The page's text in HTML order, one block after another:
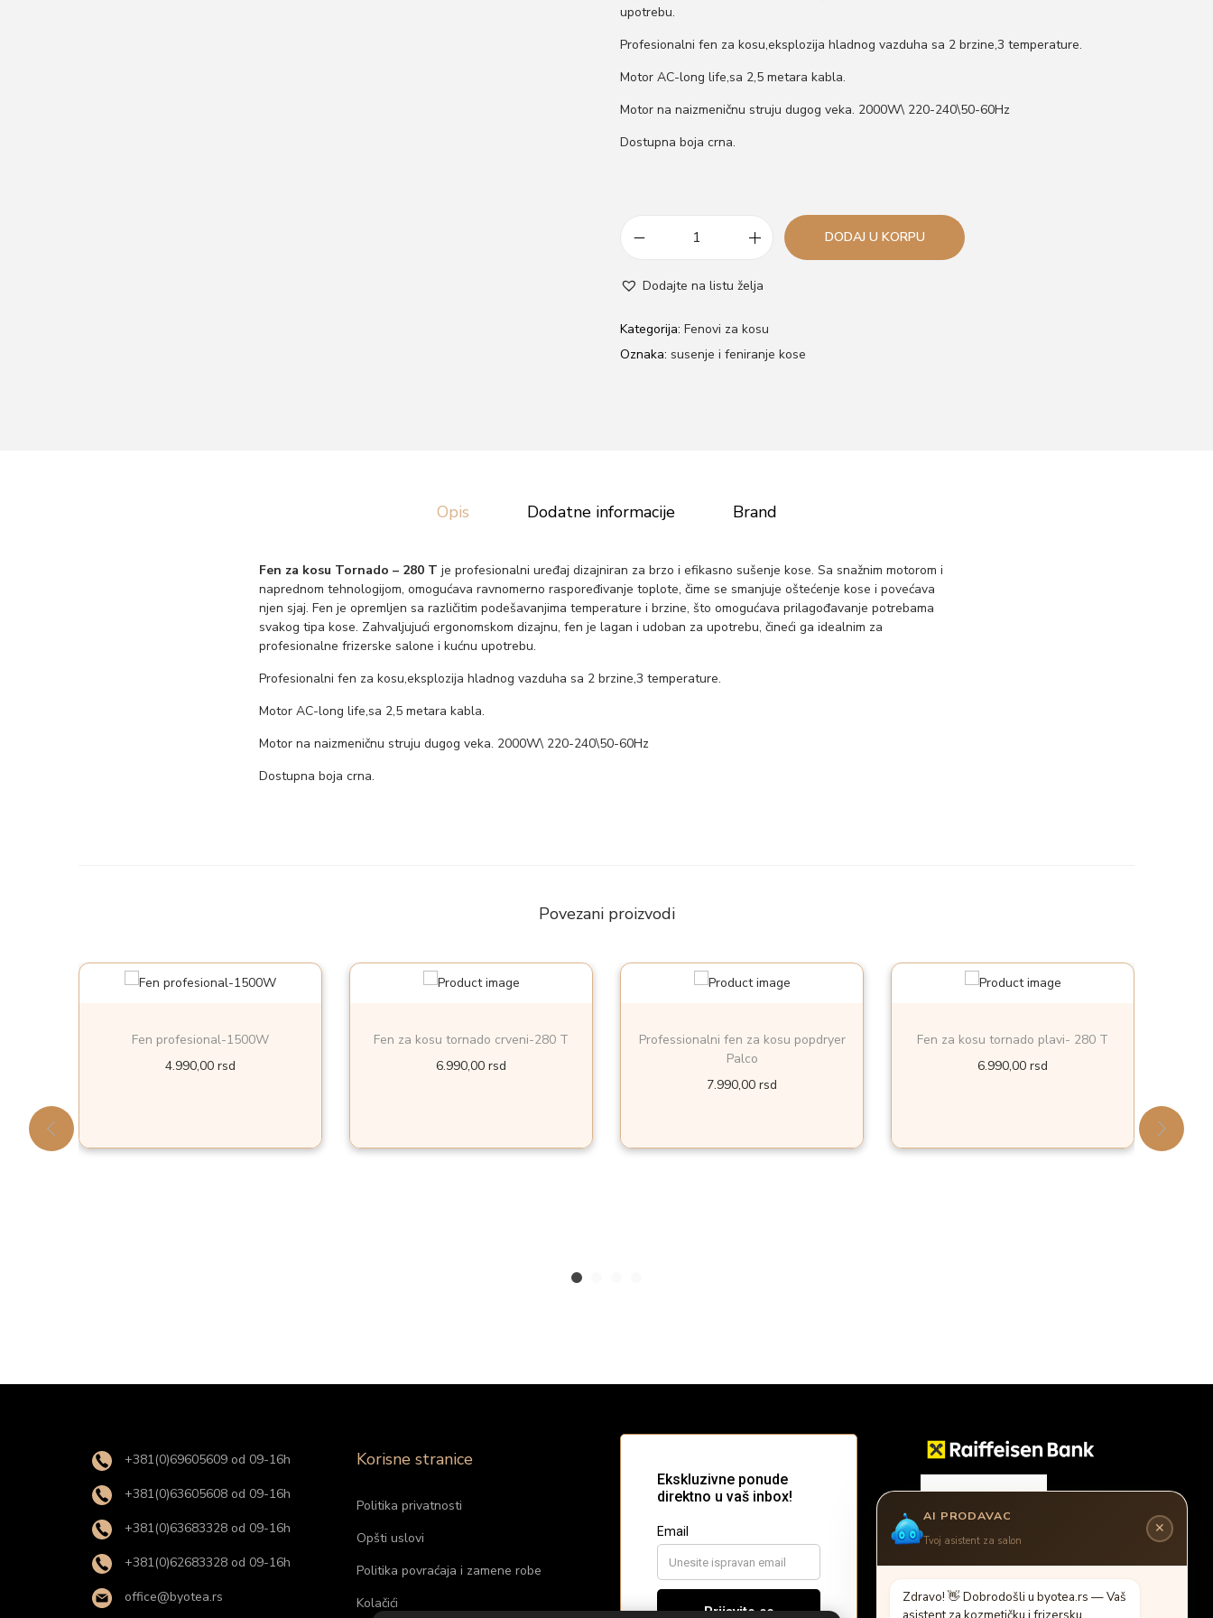
upotrebu.
Profesionalni fen za kosu,eksplozija hladnog vazduha sa 2 brzine,3 temperature.
Motor AC-long life,sa 2,5 metara kabla.
Motor na naizmeničnu struju dugog veka. 2000W\ 220-240\50-60Hz
Dostupna boja crna.
z
a
a
d
o
r
č
DODAJ U KORPU
Dodajte na listu želja
Kategorija: Fenovi za kosu
Oznaka: susenje i feniranje kose
Opis Dodatne informacije Brand
Fen za kosu Tornado – 280 T je profesionalni uređaj dizajniran za brzo i efikasno sušenje kose. Sa snažnim motorom i
naprednom tehnologijom, omogućava ravnomerno raspoređivanje toplote, čime se smanjuje oštećenje kose i povećava
njen sjaj. Fen je opremljen sa različitim podešavanjima temperature i brzine, što omogućava prilagođavanje potrebama
svakog tipa kose. Zahvaljujući ergonomskom dizajnu, fen je lagan i udoban za upotrebu, čineći ga idealnim za
profesionalne frizerske salone i kućnu upotrebu.
Profesionalni fen za kosu,eksplozija hladnog vazduha sa 2 brzine,3 temperature.
Motor AC-long life,sa 2,5 metara kabla.
Motor na naizmeničnu struju dugog veka. 2000W\ 220-240\50-60Hz
Dostupna boja crna.
Povezani proizvodi
Fen profesional-1500W
4.990,00 rsd
Fen za kosu tornado crveni-280 T
6.990,00 rsd
Professionalni fen za kosu popdryer
Palco
7.990,00 rsd
Fen za kosu tornado plavi- 280 T
6.990,00 rsd
+381(0)69605609 od 09-16h
+381(0)63605608 od 09-16h
+381(0)63683328 od 09-16h
+381(0)62683328 od 09-16h
office@byotea.rs
Korisne stranice
Politika privatnosti
Opšti uslovi
Politika povraćaja i zamene robe
Kolačići
AI PRODAVAC
Tvoj asistent za salon
✕
Zdravo! Dobrodošli u byotea.rs —Vaš